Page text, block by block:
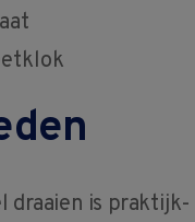
draaien is